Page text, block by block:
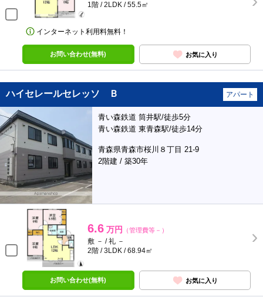
1階 / 2LDK / 55.5㎡
インターネット利用料無料！
お問い合わせ(無料) お気に入り
ハイセレールセレッソ Ｂ アパート
青い森鉄道 筒井駅/徒歩5分
青い森鉄道 東青森駅/徒歩14分
青森県青森市桜川８丁目 21-9
2階建 / 築30年
6.6 万円 （管理費等－）
敷 － / 礼 －
2階 / 3LDK / 68.94㎡
お問い合わせ(無料) お気に入り